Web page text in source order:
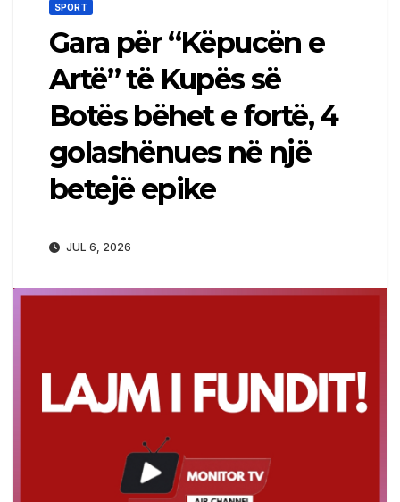
SPORT
Gara për “Këpucën e
Artë” të Kupës së
Botës bëhet e fortë, 4
golashënues në një
betejë epike
JUL 6, 2026